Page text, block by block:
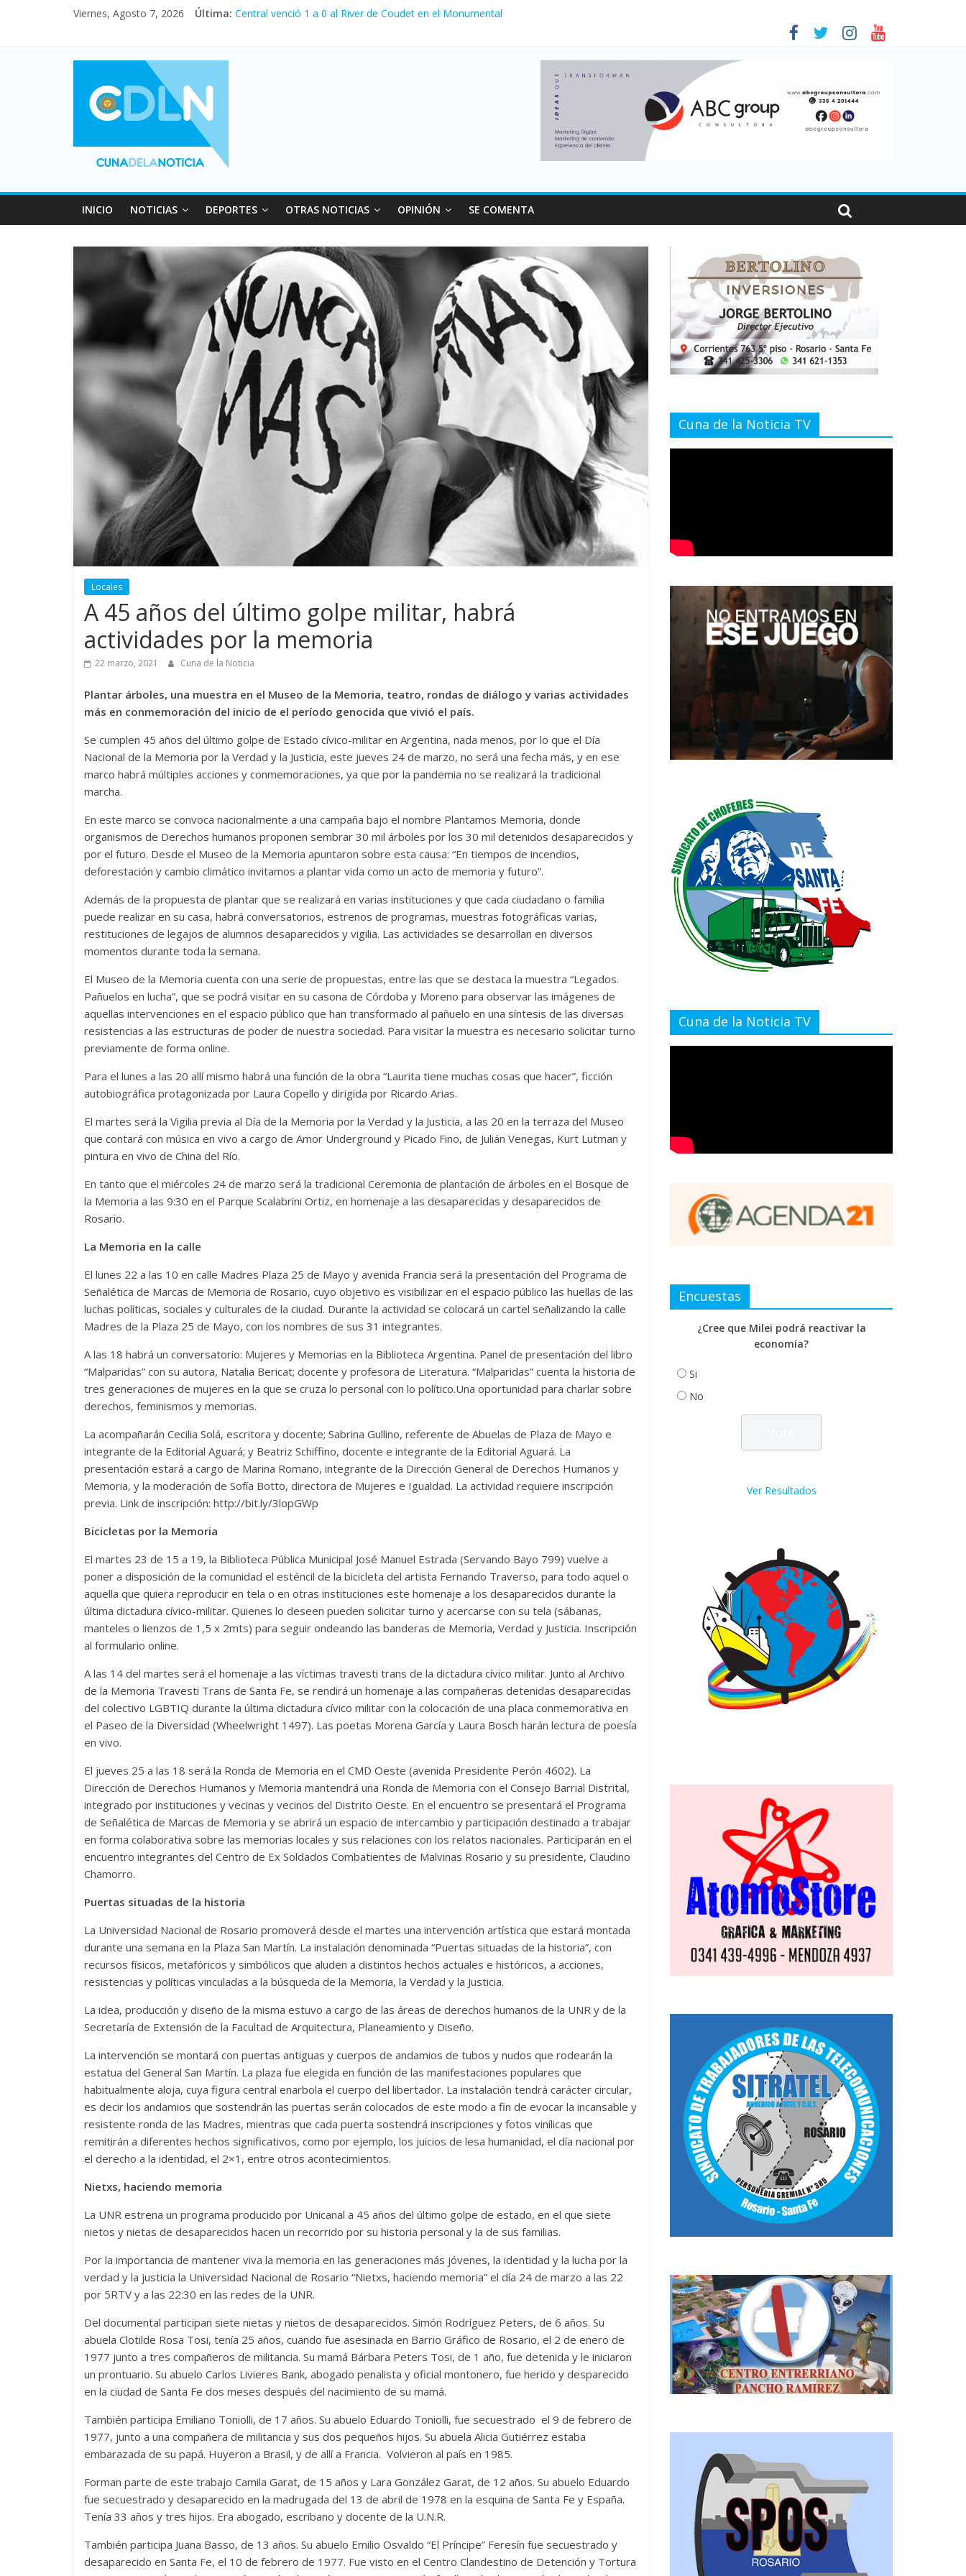
Viernes, Agosto 7, 2026 Última: Central venció 1 a 0 al River de Coudet en el Monumental
Vacaciones de invierno con más movimiento y consumo turístico: 4,6 millones de personas viajaron por el país, un 5,9% más que en 2025
Fuerte caída de la venta de autos usados en julio: bajó un 12,6% interanual
INICIO NOTICIAS DEPORTES OTRAS NOTICIAS OPINIÓN SE COMENTA
Locales
A 45 años del último golpe militar, habrá
actividades por la memoria
22 marzo, 2021 Cuna de la Noticia
Plantar árboles, una muestra en el Museo de la Memoria, teatro, rondas de diálogo y varias actividades
más en conmemoración del inicio de el período genocida que vivió el país.
Se cumplen 45 años del último golpe de Estado cívico-militar en Argentina, nada menos, por lo que el Día
Nacional de la Memoria por la Verdad y la Justicia, este jueves 24 de marzo, no será una fecha más, y en ese
marco habrá múltiples acciones y conmemoraciones, ya que por la pandemia no se realizará la tradicional
marcha.
En este marco se convoca nacionalmente a una campaña bajo el nombre Plantamos Memoria, donde
organismos de Derechos humanos proponen sembrar 30 mil árboles por los 30 mil detenidos desaparecidos y
por el futuro. Desde el Museo de la Memoria apuntaron sobre esta causa: “En tiempos de incendios,
deforestación y cambio climático invitamos a plantar vida como un acto de memoria y futuro”.
Además de la propuesta de plantar que se realizará en varias instituciones y que cada ciudadano o familia
puede realizar en su casa, habrá conversatorios, estrenos de programas, muestras fotográficas varias,
restituciones de legajos de alumnos desaparecidos y vigilia. Las actividades se desarrollan en diversos
momentos durante toda la semana.
El Museo de la Memoria cuenta con una serie de propuestas, entre las que se destaca la muestra “Legados.
Pañuelos en lucha”, que se podrá visitar en su casona de Córdoba y Moreno para observar las imágenes de
aquellas intervenciones en el espacio público que han transformado al pañuelo en una síntesis de las diversas
resistencias a las estructuras de poder de nuestra sociedad. Para visitar la muestra es necesario solicitar turno
previamente de forma online.
Para el lunes a las 20 allí mismo habrá una función de la obra “Laurita tiene muchas cosas que hacer”, ficción
autobiográfica protagonizada por Laura Copello y dirigida por Ricardo Arias.
El martes será la Vigilia previa al Día de la Memoria por la Verdad y la Justicia, a las 20 en la terraza del Museo
que contará con música en vivo a cargo de Amor Underground y Picado Fino, de Julián Venegas, Kurt Lutman y
pintura en vivo de China del Río.
En tanto que el miércoles 24 de marzo será la tradicional Ceremonia de plantación de árboles en el Bosque de
la Memoria a las 9:30 en el Parque Scalabrini Ortiz, en homenaje a las desaparecidas y desaparecidos de
Rosario.
La Memoria en la calle
El lunes 22 a las 10 en calle Madres Plaza 25 de Mayo y avenida Francia será la presentación del Programa de
Señalética de Marcas de Memoria de Rosario, cuyo objetivo es visibilizar en el espacio público las huellas de las
luchas políticas, sociales y culturales de la ciudad. Durante la actividad se colocará un cartel señalizando la calle
Madres de la Plaza 25 de Mayo, con los nombres de sus 31 integrantes.
A las 18 habrá un conversatorio: Mujeres y Memorias en la Biblioteca Argentina. Panel de presentación del libro
“Malparidas” con su autora, Natalia Bericat; docente y profesora de Literatura. “Malparidas” cuenta la historia de
tres generaciones de mujeres en la que se cruza lo personal con lo político.Una oportunidad para charlar sobre
derechos, feminismos y memorias.
La acompañarán Cecilia Solá, escritora y docente; Sabrina Gullino, referente de Abuelas de Plaza de Mayo e
integrante de la Editorial Aguará; y Beatriz Schiffino, docente e integrante de la Editorial Aguará. La
presentación estará a cargo de Marina Romano, integrante de la Dirección General de Derechos Humanos y
Memoria, y la moderación de Sofía Botto, directora de Mujeres e Igualdad. La actividad requiere inscripción
previa. Link de inscripción: http://bit.ly/3lopGWp
Bicicletas por la Memoria
El martes 23 de 15 a 19, la Biblioteca Pública Municipal José Manuel Estrada (Servando Bayo 799) vuelve a
poner a disposición de la comunidad el esténcil de la bicicleta del artista Fernando Traverso, para todo aquel o
aquella que quiera reproducir en tela o en otras instituciones este homenaje a los desaparecidos durante la
última dictadura cívico-militar. Quienes lo deseen pueden solicitar turno y acercarse con su tela (sábanas,
manteles o lienzos de 1,5 x 2mts) para seguir ondeando las banderas de Memoria, Verdad y Justicia. Inscripción
al formulario online.
A las 14 del martes será el homenaje a las víctimas travesti trans de la dictadura cívico militar. Junto al Archivo
de la Memoria Travesti Trans de Santa Fe, se rendirá un homenaje a las compañeras detenidas desaparecidas
del colectivo LGBTIQ durante la última dictadura cívico militar con la colocación de una placa conmemorativa en
el Paseo de la Diversidad (Wheelwright 1497). Las poetas Morena García y Laura Bosch harán lectura de poesía
en vivo.
El jueves 25 a las 18 será la Ronda de Memoria en el CMD Oeste (avenida Presidente Perón 4602). La
Dirección de Derechos Humanos y Memoria mantendrá una Ronda de Memoria con el Consejo Barrial Distrital,
integrado por instituciones y vecinas y vecinos del Distrito Oeste. En el encuentro se presentará el Programa
de Señalética de Marcas de Memoria y se abrirá un espacio de intercambio y participación destinado a trabajar
en forma colaborativa sobre las memorias locales y sus relaciones con los relatos nacionales. Participarán en el
encuentro integrantes del Centro de Ex Soldados Combatientes de Malvinas Rosario y su presidente, Claudino
Chamorro.
Puertas situadas de la historia
La Universidad Nacional de Rosario promoverá desde el martes una intervención artística que estará montada
durante una semana en la Plaza San Martín. La instalación denominada “Puertas situadas de la historia”, con
recursos físicos, metafóricos y simbólicos que aluden a distintos hechos actuales e históricos, a acciones,
resistencias y políticas vinculadas a la búsqueda de la Memoria, la Verdad y la Justicia.
La idea, producción y diseño de la misma estuvo a cargo de las áreas de derechos humanos de la UNR y de la
Secretaría de Extensión de la Facultad de Arquitectura, Planeamiento y Diseño.
La intervención se montará con puertas antiguas y cuerpos de andamios de tubos y nudos que rodearán la
estatua del General San Martín. La plaza fue elegida en función de las manifestaciones populares que
habitualmente aloja, cuya figura central enarbola el cuerpo del libertador. La instalación tendrá carácter circular,
es decir los andamios que sostendrán las puertas serán colocados de este modo a fin de evocar la incansable y
resistente ronda de las Madres, mientras que cada puerta sostendrá inscripciones y fotos vinílicas que
remitirán a diferentes hechos significativos, como por ejemplo, los juicios de lesa humanidad, el día nacional por
el derecho a la identidad, el 2×1, entre otros acontecimientos.
Nietxs, haciendo memoria
La UNR estrena un programa producido por Unicanal a 45 años del último golpe de estado, en el que siete
nietos y nietas de desaparecidos hacen un recorrido por su historia personal y la de sus familias.
Por la importancia de mantener viva la memoria en las generaciones más jóvenes, la identidad y la lucha por la
verdad y la justicia la Universidad Nacional de Rosario “Nietxs, haciendo memoria” el día 24 de marzo a las 22
por 5RTV y a las 22:30 en las redes de la UNR.
Del documental participan siete nietas y nietos de desaparecidos. Simón Rodríguez Peters, de 6 años. Su
abuela Clotilde Rosa Tosi, tenía 25 años, cuando fue asesinada en Barrio Gráfico de Rosario, el 2 de enero de
1977 junto a tres compañeros de militancia. Su mamá Bárbara Peters Tosi, de 1 año, fue detenida y le iniciaron
un prontuario. Su abuelo Carlos Livieres Bank, abogado penalista y oficial montonero, fue herido y desparecido
en la ciudad de Santa Fe dos meses después del nacimiento de su mamá.
También participa Emiliano Toniolli, de 17 años. Su abuelo Eduardo Toniolli, fue secuestrado el 9 de febrero de
1977, junto a una compañera de militancia y sus dos pequeños hijos. Su abuela Alicia Gutiérrez estaba
embarazada de su papá. Huyeron a Brasil, y de allí a Francia. Volvieron al país en 1985.
Forman parte de este trabajo Camila Garat, de 15 años y Lara González Garat, de 12 años. Su abuelo Eduardo
fue secuestrado y desaparecido en la madrugada del 13 de abril de 1978 en la esquina de Santa Fe y España.
Tenía 33 años y tres hijos. Era abogado, escribano y docente de la U.N.R.
También participa Juana Basso, de 13 años. Su abuelo Emilio Osvaldo “El Príncipe” Feresín fue secuestrado y
desaparecido en Santa Fe, el 10 de febrero de 1977. Fue visto en el Centro Clandestino de Detención y Tortura
Cuna de la Noticia TV
Cuna de la Noticia TV
Encuestas
¿Cree que Milei podrá reactivar la
economía?
Si
No
Ver Resultados